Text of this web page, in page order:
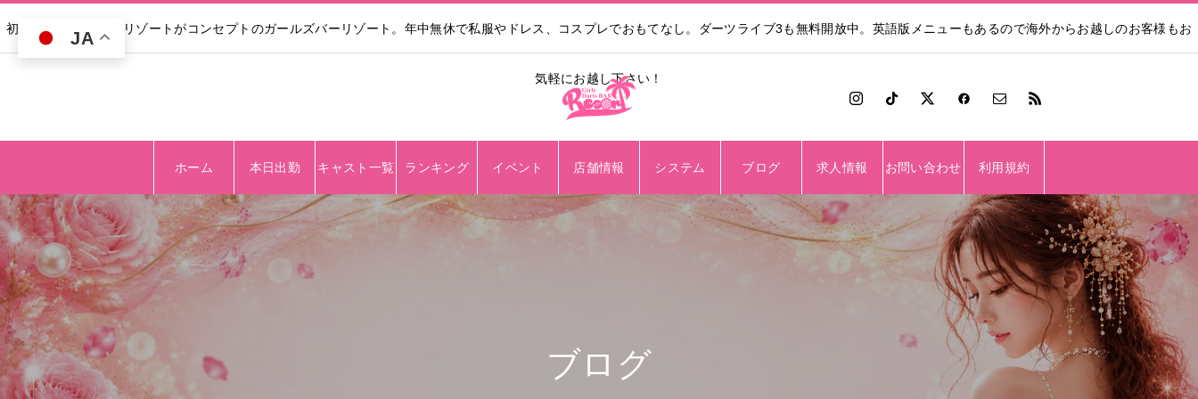
初回30分無料｜高級リゾートがコンセプトのガールズバーリゾート。年中無休で私服やドレス、コスプレでおもてなし。ダーツライブ3も無料開放中。英語版メニューもあるので海外からお越しのお客様もお
気軽にお越し下さい！
ホーム 本日出勤 キャスト一覧 ランキング イベント 店舗情報 システム ブログ 求人情報 お問い合わせ 利用規約
ブログ
JA